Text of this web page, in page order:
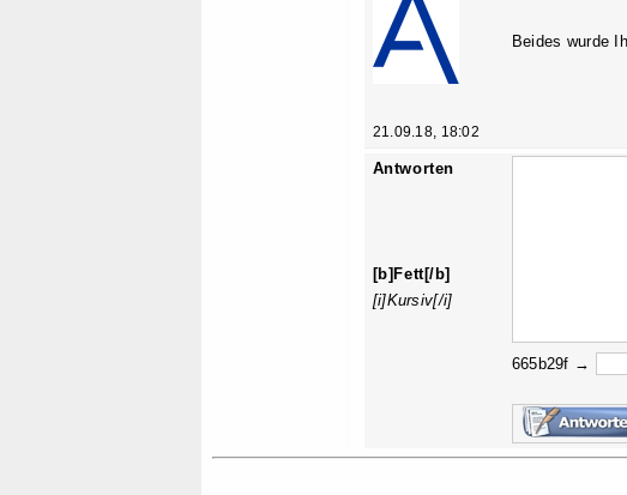
21.09.18, 18:02
Beides wurde
Antworten
[b]Fett[/b]
[i]Kursiv[/i]
665b29f →